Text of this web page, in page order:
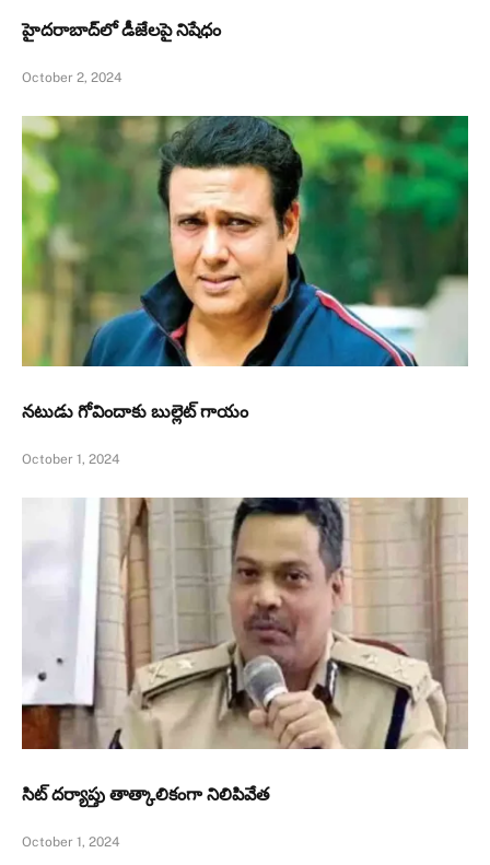
హైదరాబాద్‌లో డీజేలపై నిషేధం
October 2, 2024
నటుడు గోవిందాకు బుల్లెట్ గాయం
October 1, 2024
సిట్‌ దర్యాప్తు తాత్కాలికంగా నిలిపివేత
October 1, 2024